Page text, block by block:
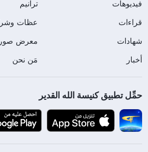
فيديوهات
ترانيم
قراءات
عظات
شهادات
معرض صور
أخبار
مَن نحن
حمِّل تطبيق كنيسة الله القدير